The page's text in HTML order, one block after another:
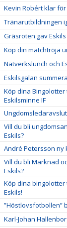
Kevin Robért klar för
Tränarutbildningen
Gräsroten gav
Köp din matchtröja
Nätverkslunch och
Eskilsgalan
Köp dina
Eskilsminne IF
Vill du bli
Eskils?
André Petersson ny
Vill du bli Marknad
Eskils?
Köp dina
Eskils!
”Höstlovsfotbollen”
Karl-Johan